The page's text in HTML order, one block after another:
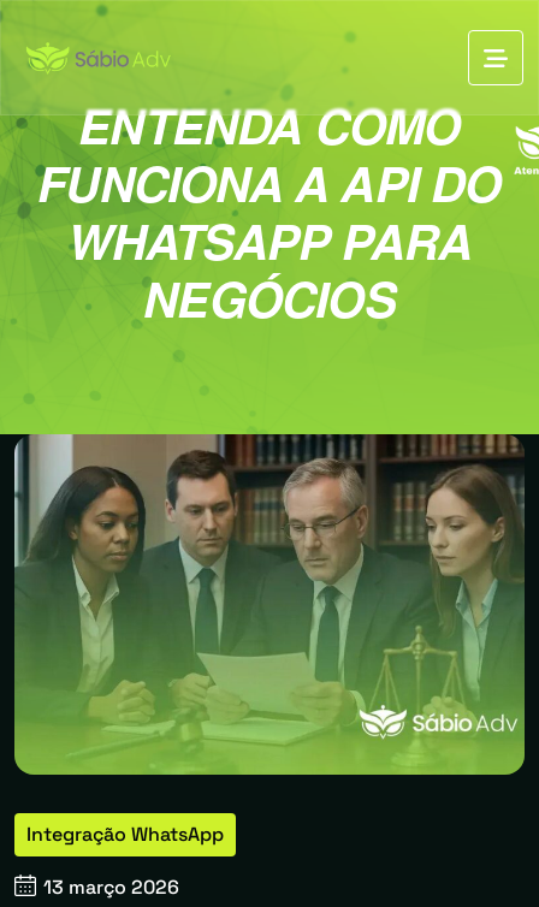
ENTENDA COMO
FUNCIONA A API DO
WHATSAPP PARA
NEGÓCIOS
Integração WhatsApp
13 março 2026